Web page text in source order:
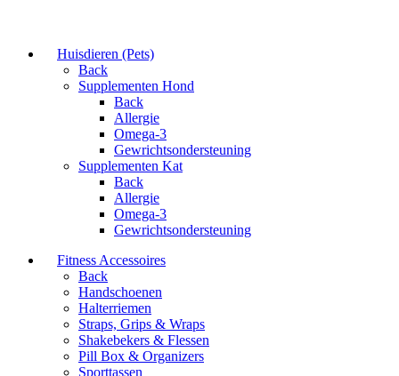
Huisdieren (Pets)
Back
Supplementen Hond
Back
Allergie
Omega-3
Gewrichtsondersteuning
Supplementen Kat
Back
Allergie
Omega-3
Gewrichtsondersteuning
Fitness Accessoires
Back
Handschoenen
Halterriemen
Straps, Grips & Wraps
Shakebekers & Flessen
Pill Box & Organizers
Sporttassen